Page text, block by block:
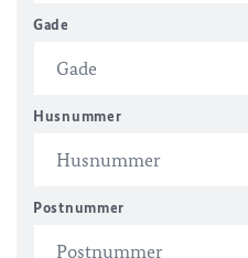
Gade
Husnummer
Postnummer